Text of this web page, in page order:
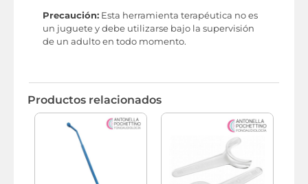
Precaución: Esta herramienta terapéutica no es
un juguete y debe utilizarse bajo la supervisión
de un adulto en todo momento.
Productos relacionados